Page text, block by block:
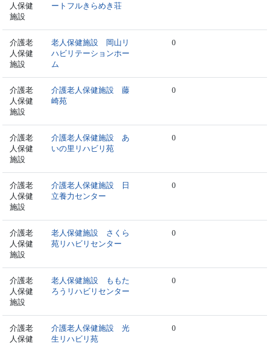
人保健
施設
ートフルきらめき荘
介護老
人保健
施設
老人保健施設 岡山リ
ハビリテーションホー
ム
0
介護老
人保健
施設
介護老人保健施設 藤
崎苑
0
介護老
人保健
施設
介護老人保健施設 あ
いの里リハビリ苑
0
介護老
人保健
施設
介護老人保健施設 日
立養力センター
0
介護老
人保健
施設
老人保健施設 さくら
苑リハビリセンター
0
介護老
人保健
施設
老人保健施設 ももた
ろうリハビリセンター
0
介護老
人保健
介護老人保健施設 光
生リハビリ苑
0